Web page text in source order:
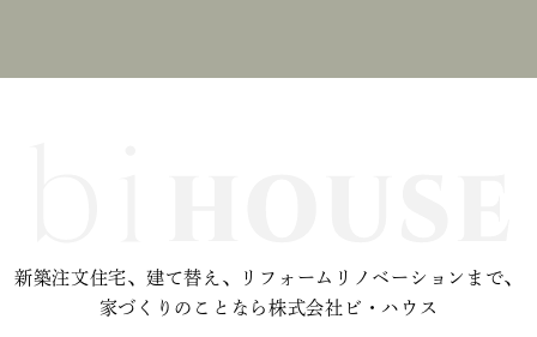
新築注文住宅、建て替え、リフォームリノベーションまで、
家づくりのことなら株式会社ビ・ハウス